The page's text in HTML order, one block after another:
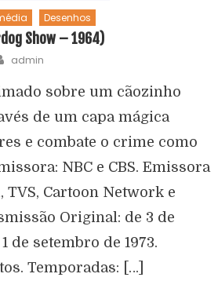
Desenhos
Show – 1964)
admin
sobre um cãozinho
de um capa mágica
e combate o crime como
NBC e CBS. Emissora
TVS, Cartoon Network e
Original: de 3 de
de setembro de 1973.
Temporadas: […]